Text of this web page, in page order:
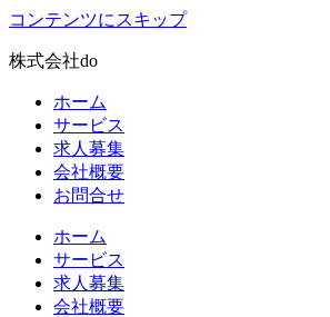
コンテンツにスキップ
株式会社do
ホーム
サービス
求人募集
会社概要
お問合せ
ホーム
サービス
求人募集
会社概要